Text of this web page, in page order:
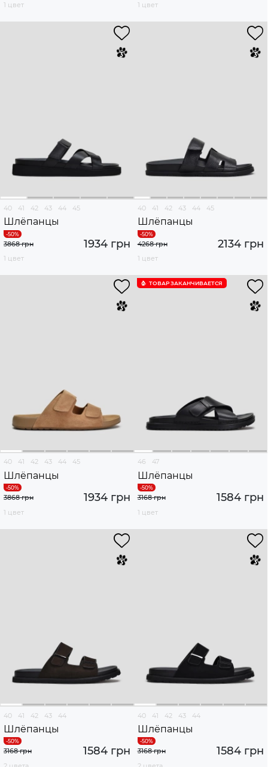
1 цвет
1 цвет
40 41 42 43 44 45
Шлёпанцы
1934 грн
3868 грн
1 цвет
40 41 42 43 44 45
Шлёпанцы
2134 грн
4268 грн
1 цвет
40 41 42 43 44 45
Шлёпанцы
1934 грн
3868 грн
1 цвет
ТОВАР ЗАКАНЧИВАЕТСЯ
46 47
Шлёпанцы
1584 грн
3168 грн
1 цвет
40 41 42 43 44
Шлёпанцы
1584 грн
3168 грн
40 41 42 43 44
Шлёпанцы
1584 грн
3168 грн